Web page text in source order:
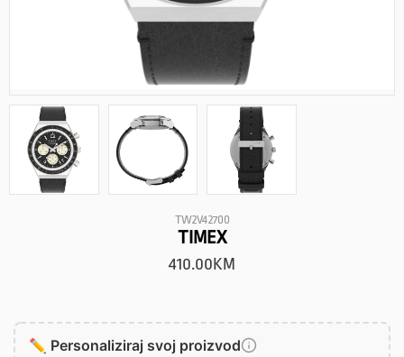
TW2V42700
TIMEX
410.00KM
✏️ Personaliziraj svoj proizvod